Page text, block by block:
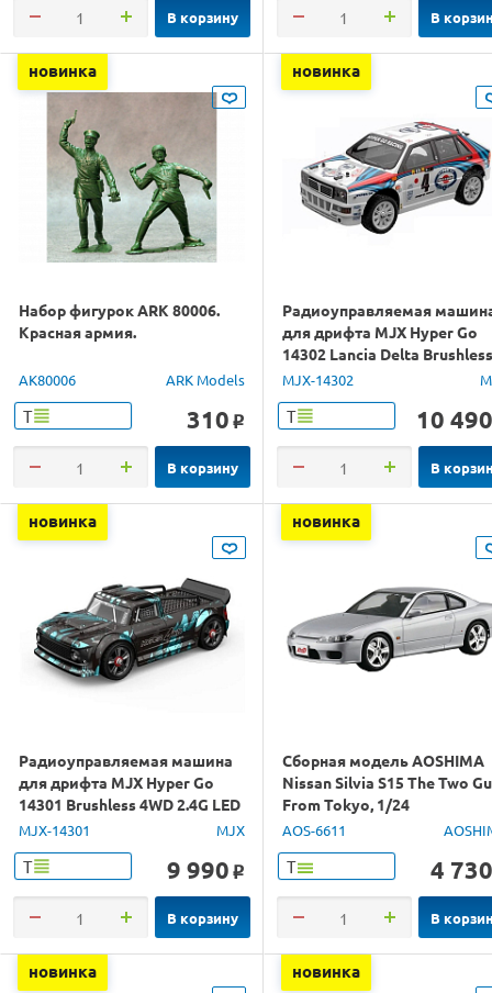
В корзину В
новинка
Набор фигурок ARK 80006.
Красная армия.
AK80006 ARK Models
Т 310 o
В корзину
новинка
Радиоуправляемая
для дрифта MJX Hyper Go
14302 Lancia Delta Brushless
4WD 2.4G LED 1/14 RTR
MJX-14302
Т 10 490
В
новинка
Радиоуправляемая машина
для дрифта MJX Hyper Go
14301 Brushless 4WD 2.4G LED
1/14 RTR
MJX-14301 MJX
Т 9 990 o
В корзину
новинка
Сборная модель AOSHIMA
Nissan Silvia S15 The Two
From Tokyo, 1/24
AOS-6611
Т 4 730
В
новинка новинка